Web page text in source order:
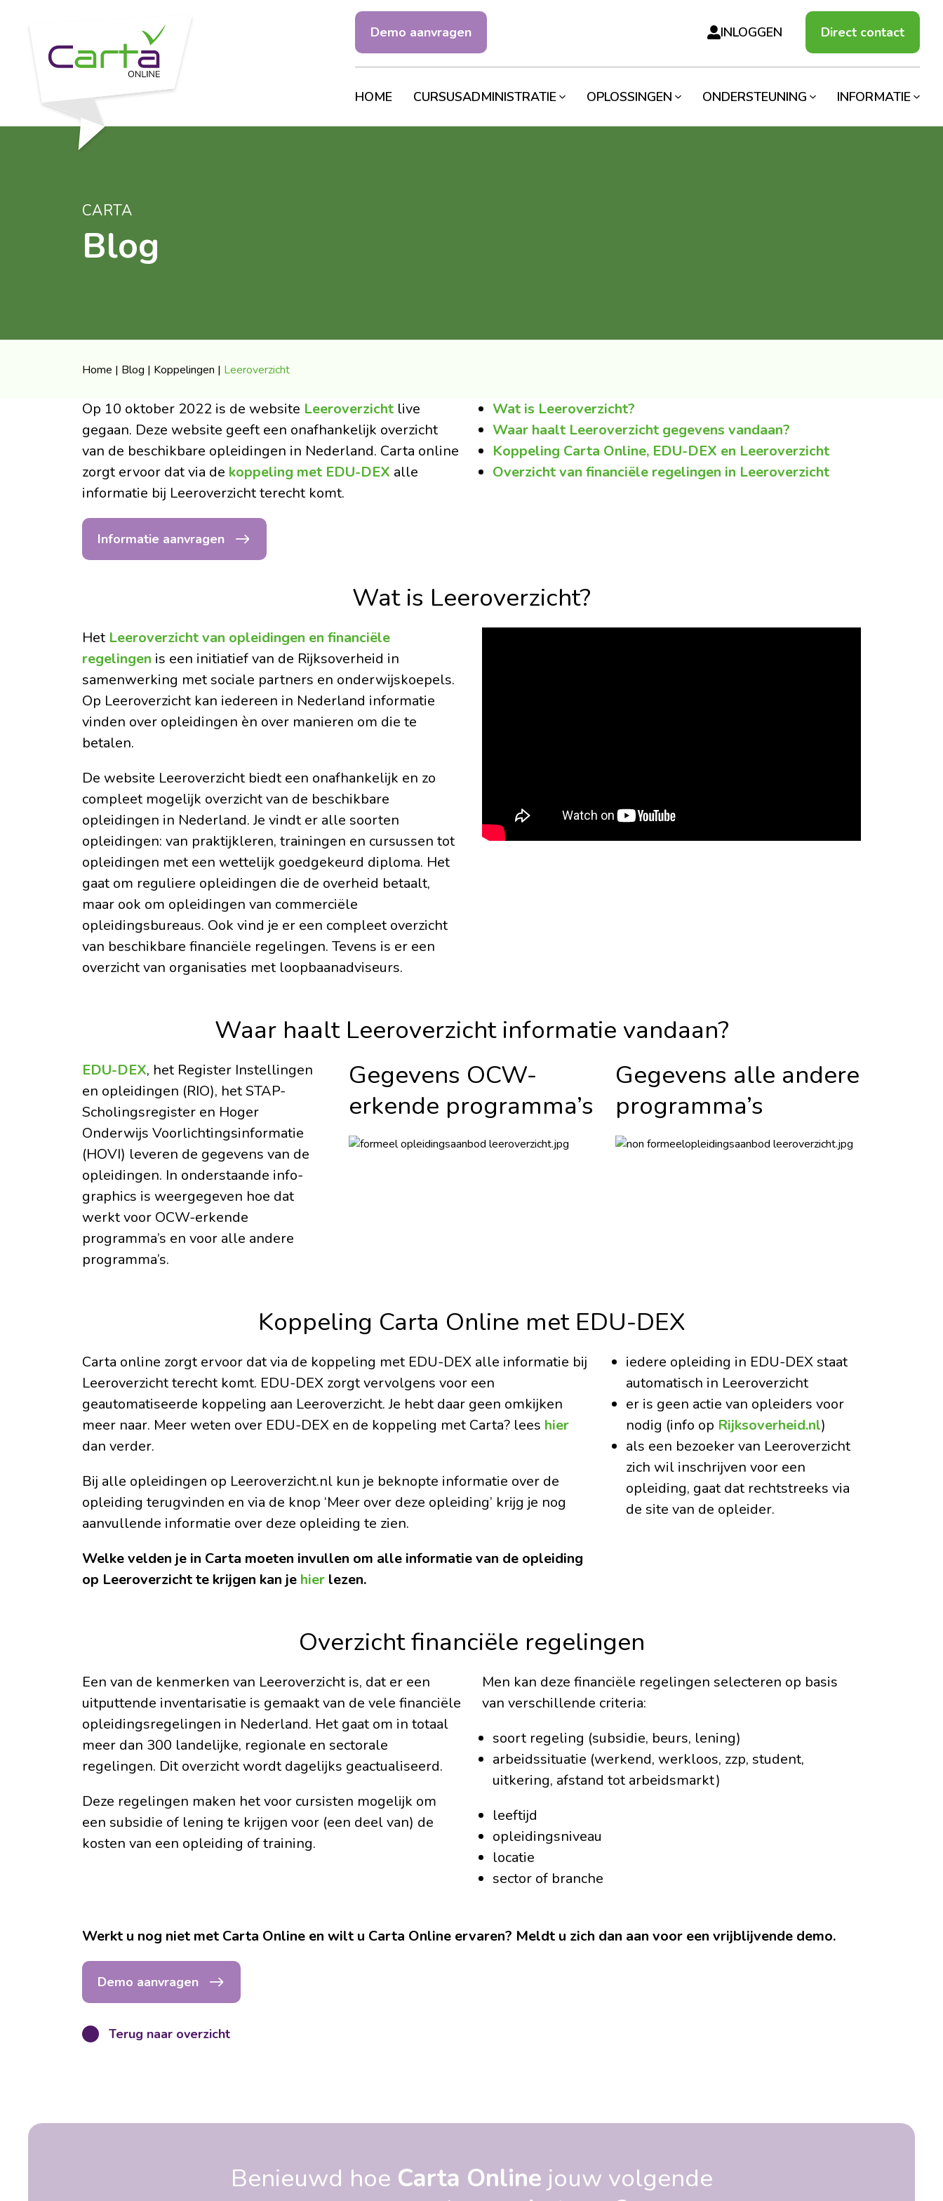
Demo aanvragen INLOGGEN Direct contact
HOME CURSUSADMINISTRATIE OPLOSSINGEN ONDERSTEUNING INFORMATIE
CARTA
Blog
Home | Blog | Koppelingen | Leeroverzicht
Op 10 oktober 2022 is de website Leeroverzicht live
gegaan. Deze website geeft een onafhankelijk overzicht
van de beschikbare opleidingen in Nederland. Carta online
zorgt ervoor dat via de koppeling met EDU-DEX alle
informatie bij Leeroverzicht terecht komt.
Informatie aanvragen
Wat is Leeroverzicht?
Waar haalt Leeroverzicht gegevens vandaan?
Koppeling Carta Online, EDU-DEX en Leeroverzicht
Overzicht van financiële regelingen in Leeroverzicht
Wat is Leeroverzicht?
Het Leeroverzicht van opleidingen en financiële
regelingen is een initiatief van de Rijksoverheid in
samenwerking met sociale partners en onderwijskoepels.
Op Leeroverzicht kan iedereen in Nederland informatie
vinden over opleidingen èn over manieren om die te
betalen.
De website Leeroverzicht biedt een onafhankelijk en zo
compleet mogelijk overzicht van de beschikbare
opleidingen in Nederland. Je vindt er alle soorten
opleidingen: van praktijkleren, trainingen en cursussen tot
opleidingen met een wettelijk goedgekeurd diploma. Het
gaat om reguliere opleidingen die de overheid betaalt,
maar ook om opleidingen van commerciële
opleidingsbureaus. Ook vind je er een compleet overzicht
van beschikbare financiële regelingen. Tevens is er een
overzicht van organisaties met loopbaanadviseurs.
Waar haalt Leeroverzicht informatie vandaan?
EDU-DEX, het Register Instellingen
en opleidingen (RIO), het STAP-
Scholingsregister en Hoger
Onderwijs Voorlichtingsinformatie
(HOVI) leveren de gegevens van de
opleidingen. In onderstaande info-
graphics is weergegeven hoe dat
werkt voor OCW-erkende
programma’s en voor alle andere
programma’s.
Gegevens OCW-
erkende programma’s
Gegevens alle andere
programma’s
Koppeling Carta Online met EDU-DEX
Carta online zorgt ervoor dat via de koppeling met EDU-DEX alle informatie bij
Leeroverzicht terecht komt. EDU-DEX zorgt vervolgens voor een
geautomatiseerde koppeling aan Leeroverzicht. Je hebt daar geen omkijken
meer naar. Meer weten over EDU-DEX en de koppeling met Carta? lees hier
dan verder.
Bij alle opleidingen op Leeroverzicht.nl kun je beknopte informatie over de
opleiding terugvinden en via de knop ‘Meer over deze opleiding’ krijg je nog
aanvullende informatie over deze opleiding te zien.
Welke velden je in Carta moeten invullen om alle informatie van de opleiding
op Leeroverzicht te krijgen kan je hier lezen.
iedere opleiding in EDU-DEX staat
automatisch in Leeroverzicht
er is geen actie van opleiders voor
nodig (info op Rijksoverheid.nl)
als een bezoeker van Leeroverzicht
zich wil inschrijven voor een
opleiding, gaat dat rechtstreeks via
de site van de opleider.
Overzicht financiële regelingen
Een van de kenmerken van Leeroverzicht is, dat er een
uitputtende inventarisatie is gemaakt van de vele financiële
opleidingsregelingen in Nederland. Het gaat om in totaal
meer dan 300 landelijke, regionale en sectorale
regelingen. Dit overzicht wordt dagelijks geactualiseerd.
Deze regelingen maken het voor cursisten mogelijk om
een subsidie of lening te krijgen voor (een deel van) de
kosten van een opleiding of training.
Men kan deze financiële regelingen selecteren op basis
van verschillende criteria:
soort regeling (subsidie, beurs, lening)
arbeidssituatie (werkend, werkloos, zzp, student,
uitkering, afstand tot arbeidsmarkt)
leeftijd
opleidingsniveau
locatie
sector of branche
Werkt u nog niet met Carta Online en wilt u Carta Online ervaren? Meldt u zich dan aan voor een vrijblijvende demo.
Demo aanvragen
Terug naar overzicht
Benieuwd hoe Carta Online jouw volgende